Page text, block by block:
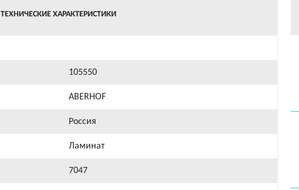
ТЕХНИЧЕСКИЕ ХАРАКТЕРИСТИКИ
105550
ABERHOF
Россия
Ламинат
7047